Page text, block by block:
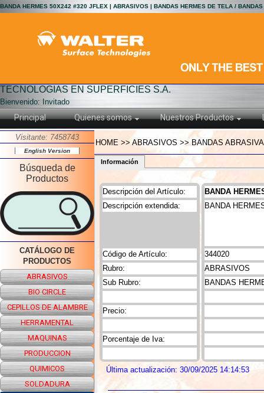
BANDA HERMES 50X242 #320 JFLEX | ABRASIVOS | BANDAS HERMES DE TELA /
TECNOLOGIAS EN SUPERFICIES S.A.
Bienvenido: Invitado
Principal Quienes somos Nuestros Productos
Visitante: 7458743
English Version
Búsqueda de
Productos
CATÁLOGO DE
PRODUCTOS
ABRASIVOS
BIO CIRCLE
CEPILLOS DE ALAMBRE
HERRAMENTAL
MAQUINAS
PRODUCCION
QUIMICOS
SOLDADURA
HOME >> ABRASIVOS >> BANDAS
Información
Descripción del Artículo:
Código de Artículo:
Rubro:
Sub Rubro:
Precio:
Descripción extendida:
Porcentaje de Iva:
BANDA
344020
ABRASIVOS
BANDAS
BANDA
Última actualización: 30/09/2025 14:14:53